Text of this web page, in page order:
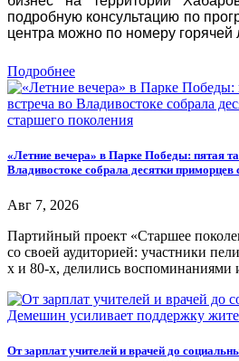
подробную консультацию по
центра можно по номеру горячей
Подробнее
«Летние вечера» в Парке Победы: пятая
Владивостоке собрала десятки приморцев
Авг 7, 2026
Партийный проект «Старшее
со своей аудиторией: участники
х и 80-х, делились
От зарплат учителей и врачей до